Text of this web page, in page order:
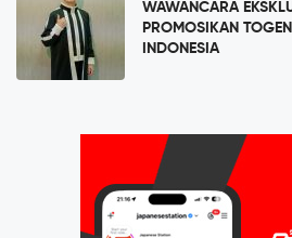
WAWANCARA
PROMOSIKAN
INDONESIA